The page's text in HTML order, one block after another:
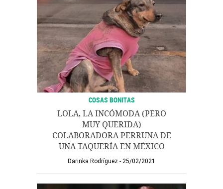
COSAS BONITAS
LOLA, LA INCÓMODA (PERO
MUY QUERIDA)
COLABORADORA PERRUNA DE
UNA TAQUERÍA EN MÉXICO
Darinka Rodríguez 25/02/2021